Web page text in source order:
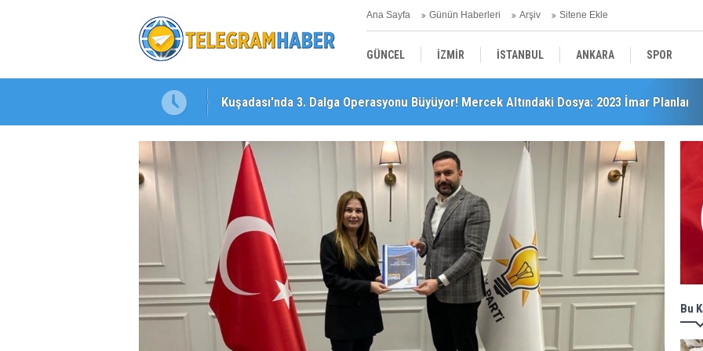
Ana Sayfa Günün Haberleri Arşiv Sitene Ekle
GÜNCEL İZMİR İSTANBUL ANKARA SPOR
YEREL SAĞLIK EKONOMİ POLİTİKA
Kuşadası'nda 3. Dalga Operasyonu Büyüyor! Mercek Altındaki Dosya: 2023 İmar Planları
Bu